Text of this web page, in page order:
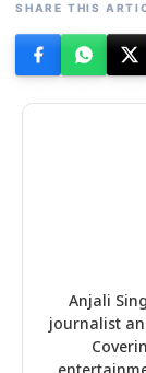
SHARE THIS
Anjali
journalist